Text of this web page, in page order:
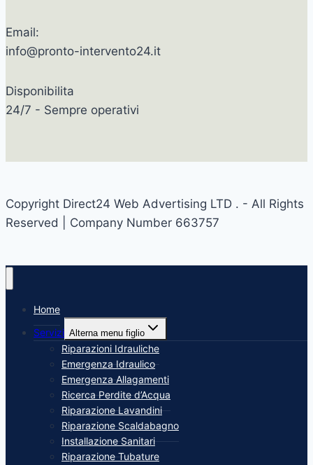
Email:
info@pronto-intervento24.it
Disponibilita
24/7 - Sempre operativi
Copyright Direct24 Web Advertising LTD . - All Rights
Reserved | Company Number 663757
Home
Servizi Alterna menu figlio
Riparazioni Idrauliche
Emergenza Idraulico
Emergenza Allagamenti
Ricerca Perdite d’Acqua
Riparazione Lavandini
Riparazione Scaldabagno
Installazione Sanitari
Riparazione Tubature